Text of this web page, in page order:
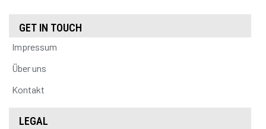
GET IN TOUCH
Impressum
Über uns
Kontakt
LEGAL